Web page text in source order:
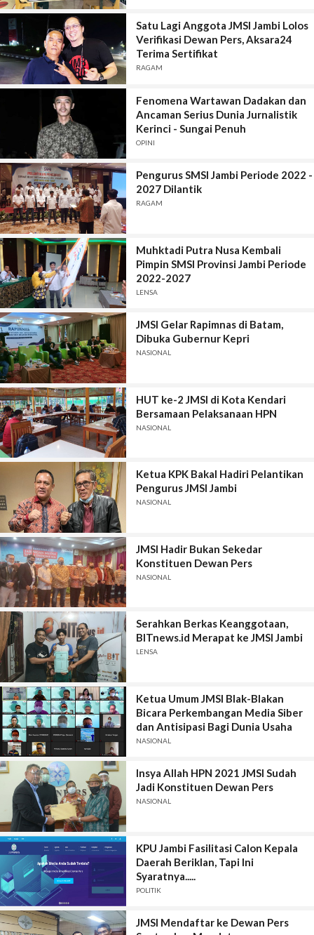
Satu Lagi Anggota JMSI Jambi Lolos
Verifikasi Dewan Pers, Aksara24
Terima Sertifikat
RAGAM
Fenomena Wartawan Dadakan dan
Ancaman Serius Dunia Jurnalistik
Kerinci - Sungai Penuh
OPINI
Pengurus SMSI Jambi Periode 2022 -
2027 Dilantik
RAGAM
Muhktadi Putra Nusa Kembali
Pimpin SMSI Provinsi Jambi Periode
2022-2027
LENSA
JMSI Gelar Rapimnas di Batam,
Dibuka Gubernur Kepri
NASIONAL
HUT ke-2 JMSI di Kota Kendari
Bersamaan Pelaksanaan HPN
NASIONAL
Ketua KPK Bakal Hadiri Pelantikan
Pengurus JMSI Jambi
NASIONAL
JMSI Hadir Bukan Sekedar
Konstituen Dewan Pers
NASIONAL
Serahkan Berkas Keanggotaan,
BITnews.id Merapat ke JMSI Jambi
LENSA
Ketua Umum JMSI Blak-Blakan
Bicara Perkembangan Media Siber
dan Antisipasi Bagi Dunia Usaha
NASIONAL
Insya Allah HPN 2021 JMSI Sudah
Jadi Konstituen Dewan Pers
NASIONAL
KPU Jambi Fasilitasi Calon Kepala
Daerah Beriklan, Tapi Ini
Syaratnya.....
POLITIK
JMSI Mendaftar ke Dewan Pers